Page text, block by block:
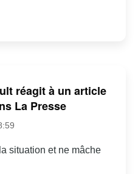
réagit à un article
La Presse
situation et ne mâche